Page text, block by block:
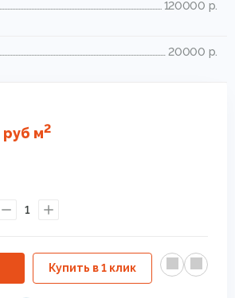
120000 р.
20000 р.
руб м2
1
Купить в 1 клик